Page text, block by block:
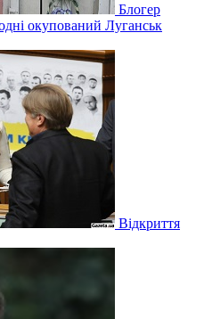
Блогер
окупований Луганськ
Відкриття